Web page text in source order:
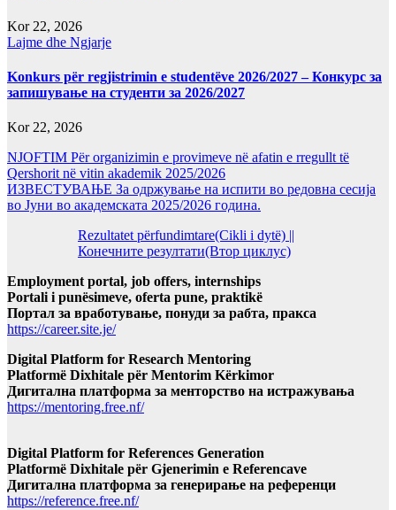
Kor 22, 2026
Lajme dhe Ngjarje
Konkurs për regjistrimin e studentëve 2026/2027 – Конкурс за
запишување на студенти за 2026/2027
Kor 22, 2026
NJOFTIM Për organizimin e provimeve në afatin e rregullt të
Qershorit në vitin akademik 2025/2026
ИЗВЕСТУВАЊЕ За одржување на испити во редовна сесија
во Јуни во академската 2025/2026 година.
Rezultatet përfundimtare(Cikli i dytë) ||
Конечните резултати(Втор циклус)
Employment portal, job offers, internships
Portali i punësimeve, oferta pune, praktikë
Портал за вработување, понуди за рабта, пракса
https://career.site.je/
Digital Platform for Research Mentoring
Platformë Dixhitale për Mentorim Kërkimor
Дигитална платформа за менторство на истражувања
https://mentoring.free.nf/
Digital Platform for References Generation
Platformë Dixhitale për Gjenerimin e Referencave
Дигитална платформа за генерирање на референци
https://reference.free.nf/